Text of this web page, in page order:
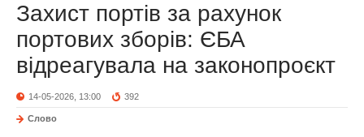
Захист портів за рахунок
портових зборів: ЄБА
відреагувала на законопроєкт
14-05-2026, 13:00 392
Слово